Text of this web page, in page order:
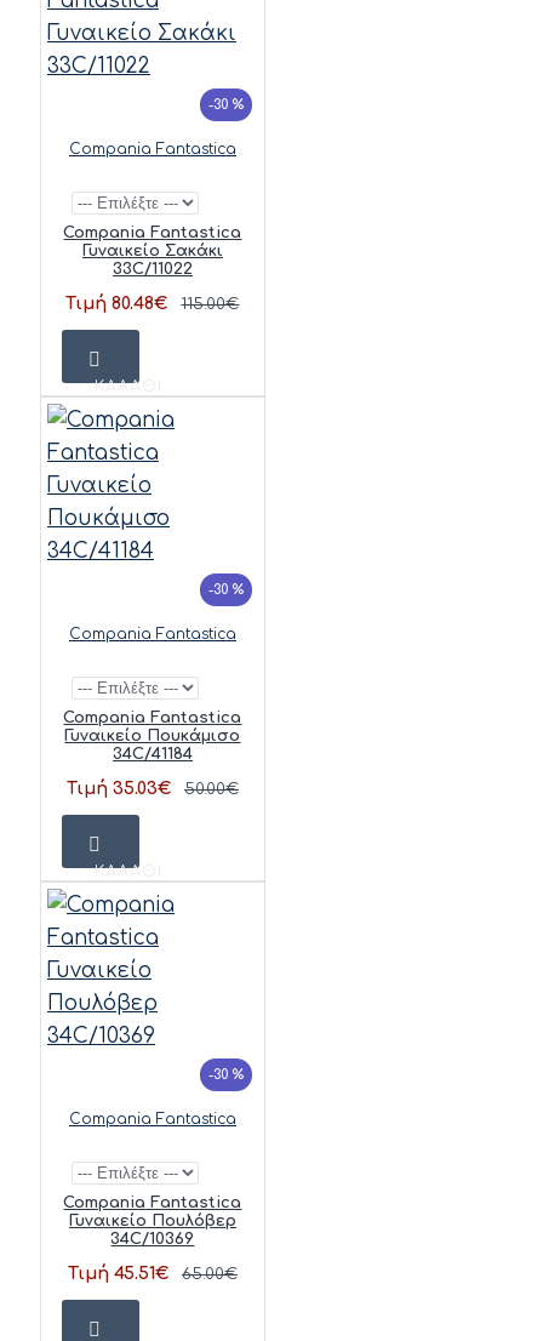
-30 %
Compania Fantastica
Compania Fantastica
Γυναικείο Σακάκι
33C/11022
Τιμή 80.48€ 115.00€
ΚΑΛΆΘΙ
-30 %
Compania Fantastica
Compania Fantastica
Γυναικείο Πουκάμισο
34C/41184
Τιμή 35.03€ 50.00€
ΚΑΛΆΘΙ
-30 %
Compania Fantastica
Compania Fantastica
Γυναικείο Πουλόβερ
34C/10369
Τιμή 45.51€ 65.00€